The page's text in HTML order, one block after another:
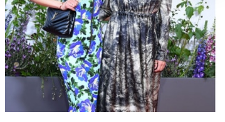
Abschnitt Einzelheitenfest.
Wir verwenden Cookies, um Inhalte und Anzeigen zu
personalisieren, Funktionen für soziale Medien anbieten
zu können und die Zugriffe auf unsere Website zu
analysieren. Außerdem geben wir Informationen zu Ihrer
Verwendung unserer Website an unsere Partner für
soziale Medien, Werbung und Analysen weiter. Unsere
Partner führen diese Informationen möglicherweise mit